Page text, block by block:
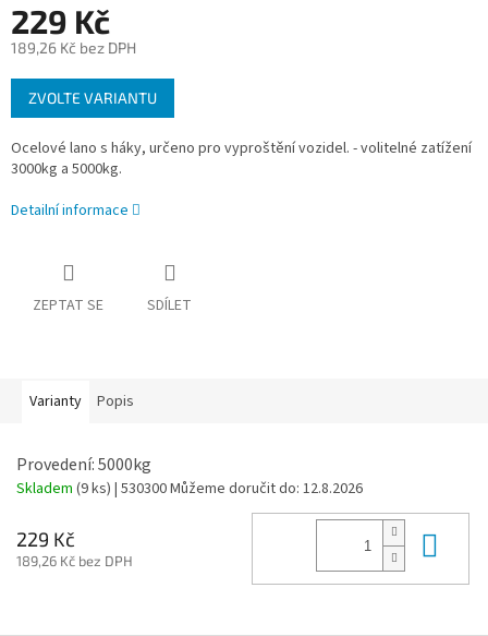
229 Kč
189,26 Kč bez DPH
Měrná
cena:
ZVOLTE VARIANTU
Ocelové lano s háky, určeno pro vyproštění vozidel. - volitelné zatížení
3000kg a 5000kg.
Detailní informace
ZEPTAT SE SDÍLET
Varianty Popis
Provedení: 5000kg
Skladem (9 ks) | 530300Můžeme doručit do: 12.8.2026
229 Kč
189,26 Kč bez DPH